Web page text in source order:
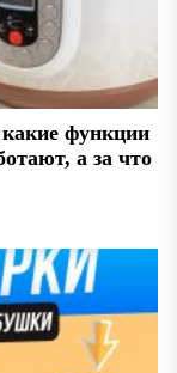
функции
а за что